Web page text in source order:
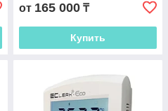
от 165 000 ₸
Купить